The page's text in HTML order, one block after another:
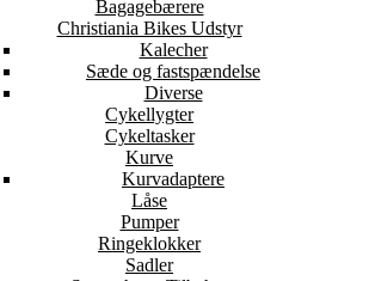
Bagagebærere
Christiania Bikes Udstyr
Kalecher
Sæde og fastspændelse
Diverse
Cykellygter
Cykeltasker
Kurve
Kurvadaptere
Låse
Pumper
Ringeklokker
Sadler